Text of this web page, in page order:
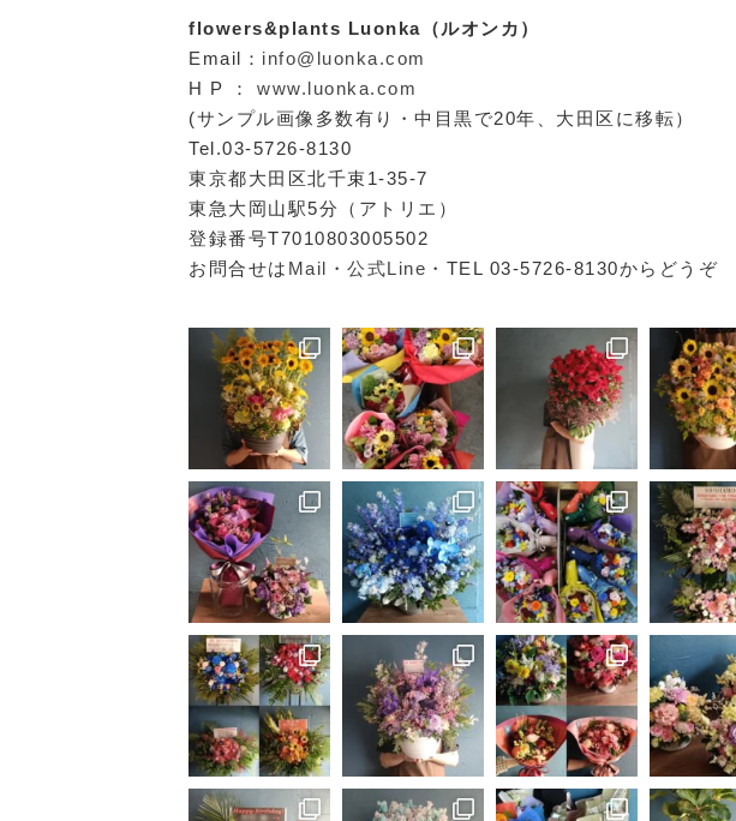
flowers&plants Luonka（ルオンカ）
Email： info@luonka.com
H P ： www.luonka.com
(サンプル画像多数有り・中目黒で20年、大田区に移転）
Tel.03-5726-8130
東京都大田区北千束1-35-7
東急大岡山駅5分（アトリエ）
登録番号T7010803005502
お問合せは Mail ・ 公式Line ・TEL 03-5726-8130からどうぞ